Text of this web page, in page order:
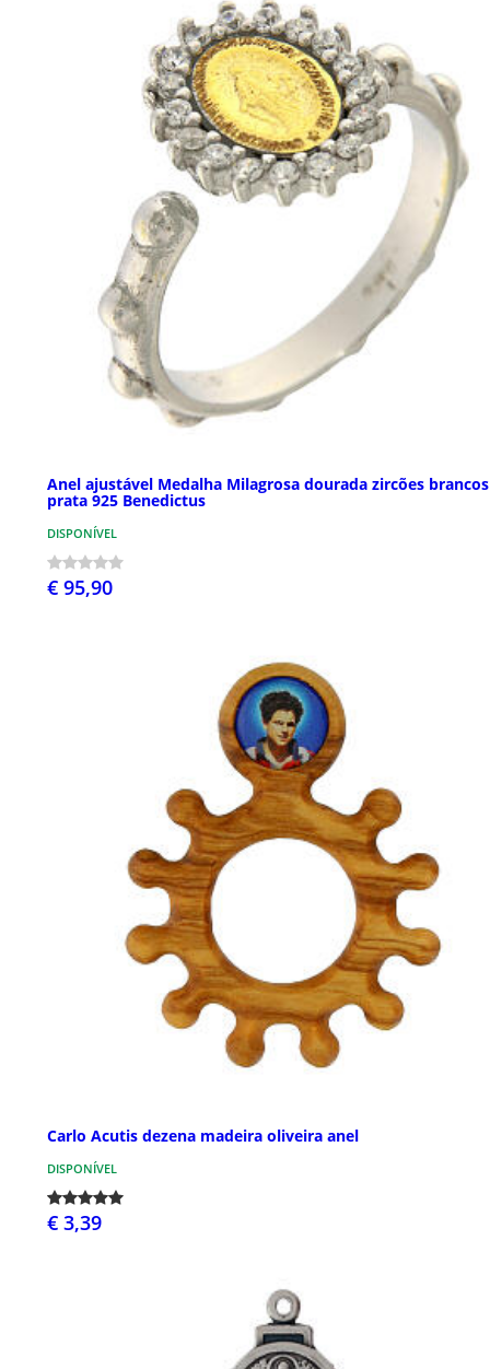
Anel ajustável Medalha Milagrosa dourada zircões brancos
prata 925 Benedictus
DISPONÍVEL
€ 95,90
Carlo Acutis dezena madeira oliveira anel
DISPONÍVEL
€ 3,39